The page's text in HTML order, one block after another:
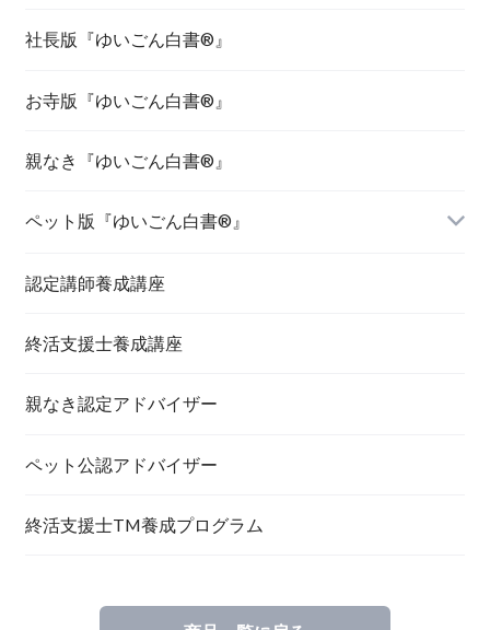
社長版『ゆいごん白書®』
お寺版『ゆいごん白書®』
親なき『ゆいごん白書®』
ペット版『ゆいごん白書®』
認定講師養成講座
終活支援士養成講座
親なき認定アドバイザー
ペット公認アドバイザー
終活支援士TM養成プログラム